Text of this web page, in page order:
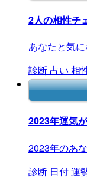
2人の相性チ
あなたと気
診断 占い 相
2023年運気
2023年のあ
診断 日付運